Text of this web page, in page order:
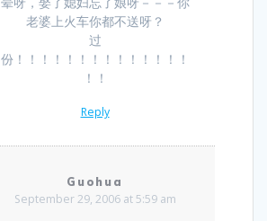
老婆上火车你都不送呀？
过
份！！！！！！！！！！！！！！
！！
Reply
Guohua
September 29, 2006 at 5:59 am